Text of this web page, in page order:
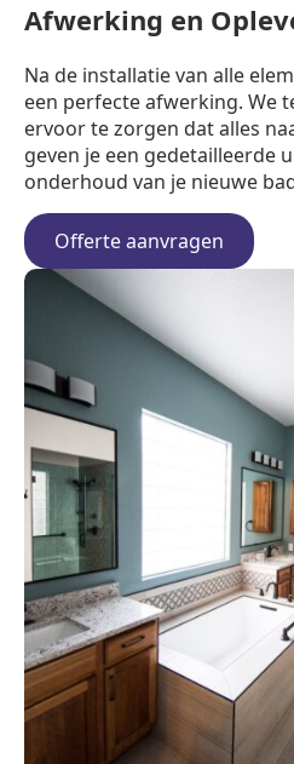
Afwerking en
Na de installatie van alle
een perfecte afwerking. We
ervoor te zorgen dat alles
geven je een gedetailleerde
onderhoud van je nieuwe
Offerte aanvragen